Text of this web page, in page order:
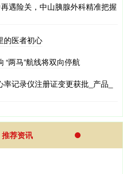
遇险关，中山胰腺外科精准把握
的医者初心
“两马”航线将双向停航
记录仪注册证变更获批_产品_
推荐资讯